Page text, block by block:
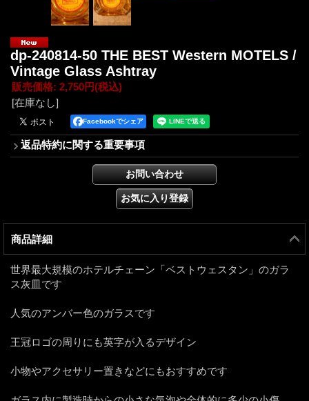
dp-240814-50 THE BEST Western MOTELS /
Vintage Glass Ashtray
販売価格: 2,750円(税込)
[在庫なし]
Facebookでシェア
返品特約に関する重要事項
商品詳細
世界最大規模のホテルチェーン「ベストウェスタン」のガラ
ス灰皿です
人気のアンバー色のガラスです
王冠ロゴの周りにも英字が入るデザイン
小物やアクセサリー置きなどにもおすすめです